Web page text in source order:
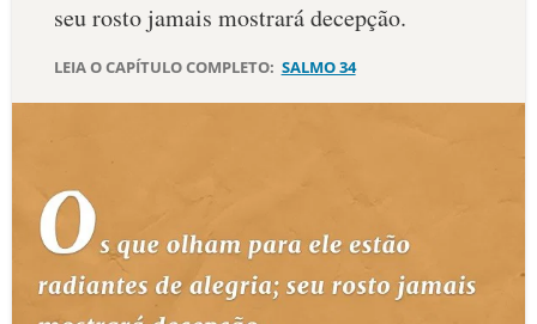
DEVOCIONAL DIÁRIO
ESTUDOS BÍBLICOS
ESBOÇOS DE PREGAÇÃO
seu rosto jamais mostrará decepção.
LEIA O CAPÍTULO COMPLETO: SALMO 34